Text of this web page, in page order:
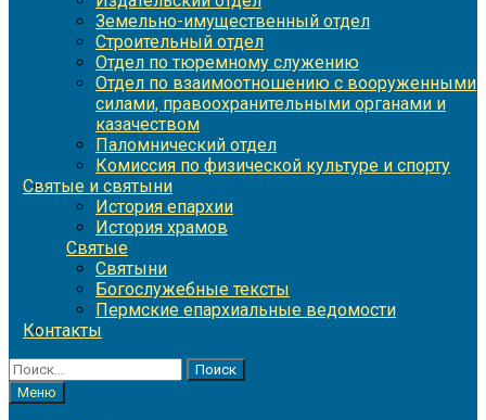
Земельно-имущественный отдел
Строительный отдел
Отдел по тюремному служению
Отдел по взаимоотношению с вооруженными
силами, правоохранительными органами и
казачеством
Паломнический отдел
Комиссия по физической культуре и спорту
Святые и святыни
История епархии
История храмов
Святые
Святыни
Богослужебные тексты
Пермские епархиальные ведомости
Контакты
Найти:
Меню